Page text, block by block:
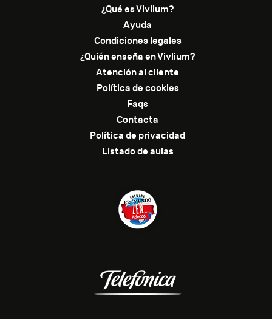
¿Qué es Vivlium?
Ayuda
Condiciones legales
¿Quién enseña en Vivlium?
Atención al cliente
Política de cookies
Faqs
Contacta
Política de privacidad
Listado de aulas